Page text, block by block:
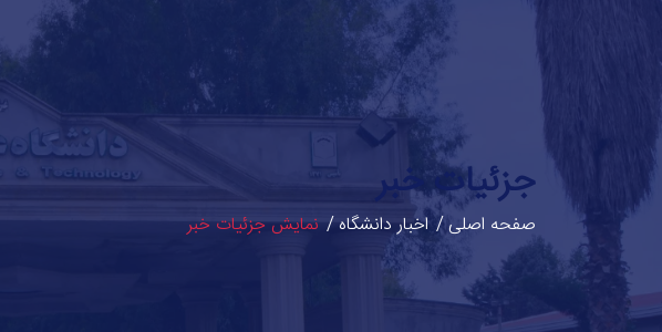
جزئیات خبر
صفحه اصلی اخبار دانشگاه نمایش جزئیات خبر